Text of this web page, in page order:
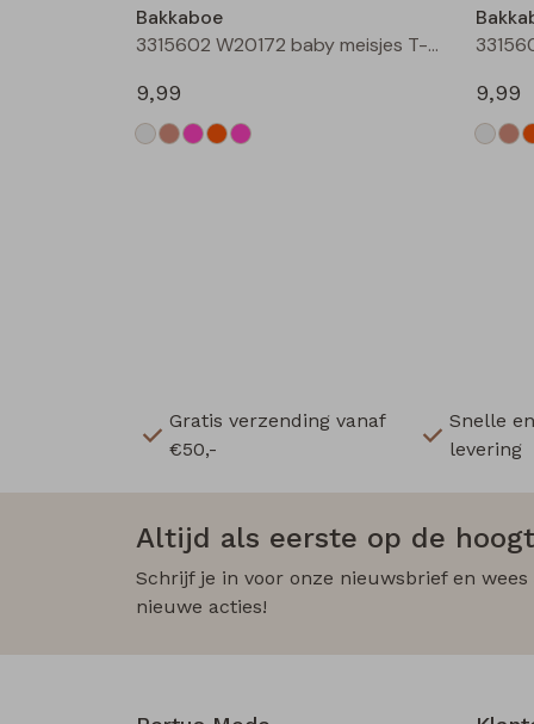
Bakkaboe
3315602 W20172 baby meisjes T-shirt lm Rose
9,99
9,99
Gratis verzending vanaf
€50,-
Snelle
levering
Altijd als eerste op de
Schrijf je in voor onze nieuwsbrief en
nieuwe acties!